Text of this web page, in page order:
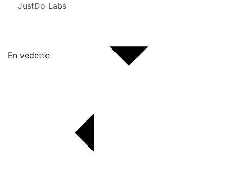
JustDo Labs
En vedette